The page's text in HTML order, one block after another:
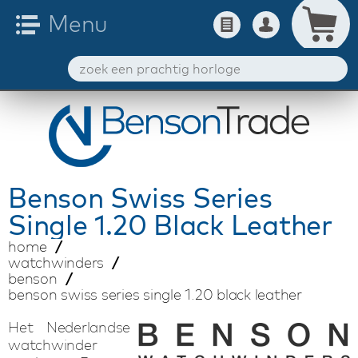
Benson Swiss Series
Single 1.20 Black Leather
home
watchwinders
benson
benson swiss series single 1.20 black leather
Het Nederlandse
watchwinder